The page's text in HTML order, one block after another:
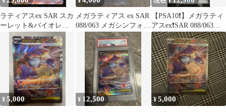
ラティアスex SAR スカ
ーレット&バイオレッ
ト 強化拡張パック 楽園
ドラゴ…
メガラティアス ex SAR
088/063 メガシンフォニ
【PSA10❗️】メガラティ
アスex❗️SAR 088/063
M1S
¥5,000 ¥ 12,500 ¥5,000